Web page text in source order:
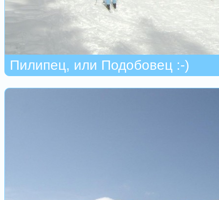
Пилипец, или Подобовец :-)